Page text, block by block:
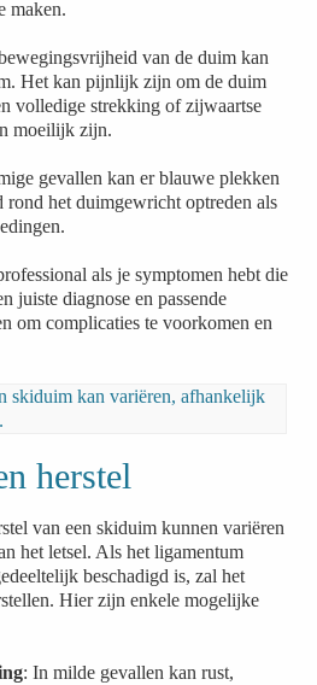
maken.
van de duim kan
Het kan pijnlijk zijn om de duim
volledige strekking of zijwaartse
moeilijk zijn.
gevallen kan er blauwe plekken
het duimgewricht optreden als
als je symptomen hebt die
juiste diagnose en passende
om complicaties te voorkomen en
herstel
van een skiduim kunnen variëren
het letsel. Als het ligamentum
beschadigd is, zal het
Hier zijn enkele mogelijke
: In milde gevallen kan rust,